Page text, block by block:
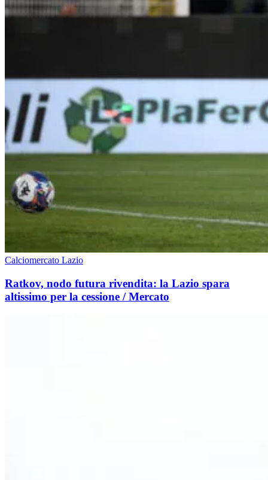
Calciomercato Lazio
Ratkov, nodo futura rivendita: la Lazio spara
altissimo per la cessione / Mercato